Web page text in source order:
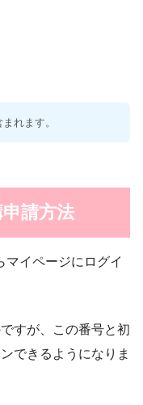
れます。
請方法
イページにログイ
すが、この番号と初
できるようになりま